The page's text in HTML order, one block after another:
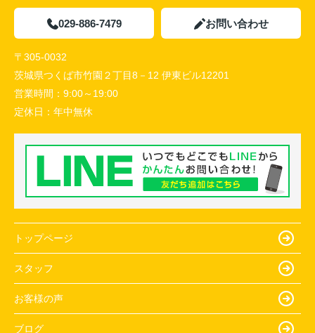
029-886-7479 お問い合わせ
〒305-0032
茨城県つくば市竹園２丁目8－12 伊東ビル12201
営業時間： 9:00～19:00
定休日： 年中無休
トップページ
スタッフ
お客様の声
ブログ